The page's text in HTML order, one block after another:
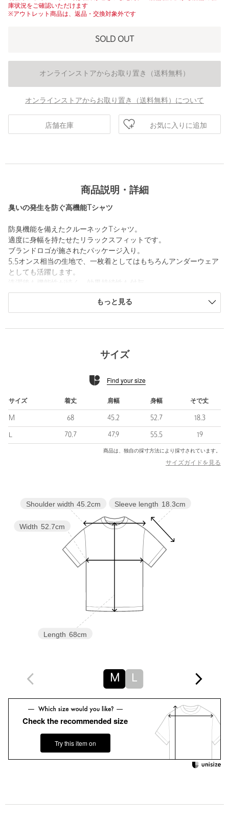
庫状況をご確認いただけます
※アウトレット商品は、返品・交換対象外です
SOLD OUT
オンラインストアからお取り置き（送料無料）
オンラインストアからお取り置き（送料無料）について
店舗在庫 お気に入りに追加
商品説明・詳細
臭いの発生を防ぐ高機能Tシャツ
防臭機能を備えたクルーネックTシャツ。
適度に身幅を持たせたリラックスフィットです。
ブランドロゴが施されたパッケージ入り。
5.5オンス相当の生地で、一枚着としてはもちろんアンダーウェア
としても活躍します。
============================
ウイルスに立ち向かうすべての世界市民の、その行動と意志に応
えるために生まれたブランドです。
スを減少させるなど身体から守られる安心を、戦うための勇気に
変える服を提案しています。
り、実際の色味と異なって見える場合がございます。あらかじめ
※商品の色味の目安は、商品単体の画像をご参照ください。
【アウトレット商品のご説明】
まの状態でお送りいたします。
・返品、ご注文確定後の内容変更・追加注文はお受けできませ
ます。また、タグの表記と購入価格が異なる場合がございます。
換対応いたします。なお、セールアイテムのため、お品切れの場
合は返金でのご対応といたします。
商品詳細
もっと見る
サイズ
Find your size
サイズ 着丈 肩幅 身幅 そで丈
M 68 45.2 52.7 18.3
70.7 47.9 55.5 19
商品は、独自の採寸方法により採寸されています。
サイズガイドを見る
Sleeve length 18.3cm
Length 68cm
Width 52.7cm
Shoulder width 45.2cm
M L
Check the recommended size
Try this item on